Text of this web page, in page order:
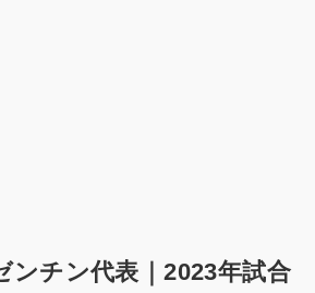
ンチン代表｜2023年試合